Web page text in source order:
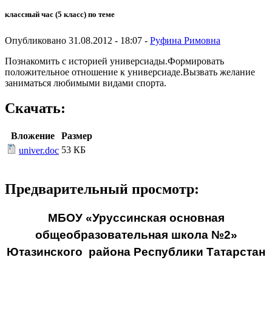
классный час (5 класс) по теме
Опубликовано 31.08.2012 - 18:07 - Руфина Римовна
Познакомить с историей универсиады.Формировать
положительное отношение к универсиаде.Вызвать желание
заниматься любимыми видами спорта.
Скачать:
Вложение
Размер
univer.doc 53 КБ
Предварительный просмотр:
МБОУ «Уруссинская основная
общеобразовательная школа №2»
Ютазинского района Республики Татарстан